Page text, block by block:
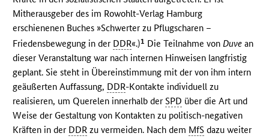
Mitherausgeber des im Rowohlt-Verlag Hamburg
erschienenen Buches »Schwerter zu Pflugscharen –
Friedensbewegung in der DDR«.)1 Die Teilnahme vonDuve an
dieser Veranstaltung war nach internen Hinweisen langfristig
geplant. Sie steht in Übereinstimmung mit der von ihm intern
geäußerten Auffassung, DDR-Kontakte individuell zu
realisieren, um Querelen innerhalb derSPD über die Art und
Weise der Gestaltung von Kontakten zu politisch-negativen
Kräften in der DDR zu vermeiden. Nach dem MfS dazu weiter